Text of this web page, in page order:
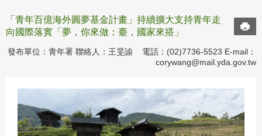
「青年百億海外圓夢基金計畫」持續擴大支持青年走
向國際落實「夢，你來做；臺，國家來搭」
發布單位：青年署 聯絡人：王旻諭 電話：(02)7736-5523 E-mail：
corywang@mail.yda.gov.tw